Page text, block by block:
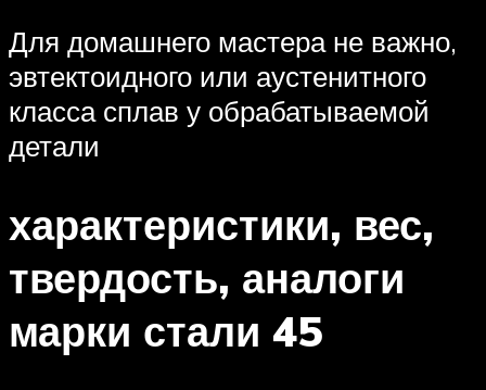
Для домашнего мастера не важно,
эвтектоидного или аустенитного
класса сплав у обрабатываемой
детали
характеристики, вес,
твердость, аналоги
марки стали 45